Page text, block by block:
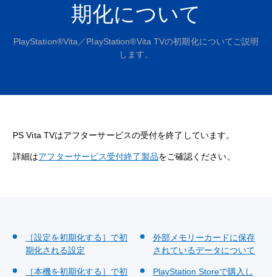
期化について
PlayStation®Vita／PlayStation®Vita TVの初期化についてご説明
します。
PS Vita TVはアフターサービスの受付を終了しています。
詳細はアフターサービス受付終了製品をご確認ください。
［設定を初期化する］で初
期化される設定
［本機を初期化する］で初
外部メモリーカードに保存
されているデータについて
PlayStation Storeで購入し